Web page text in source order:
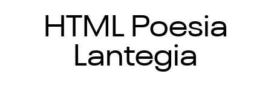
HTML Poesia
Lantegia